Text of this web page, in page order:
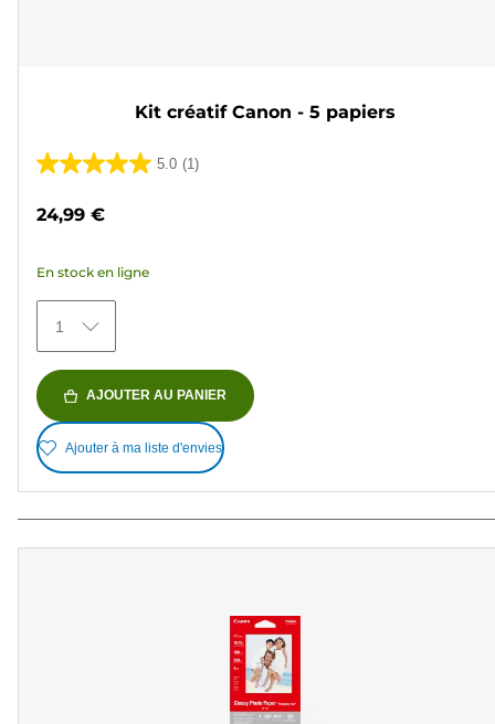
Kit créatif Canon - 5 papiers
5.0 (1)
5.0
5
1
avis
24,99 €
En stock en ligne
1
AJOUTER AU PANIER
Ajouter à ma liste d'envies